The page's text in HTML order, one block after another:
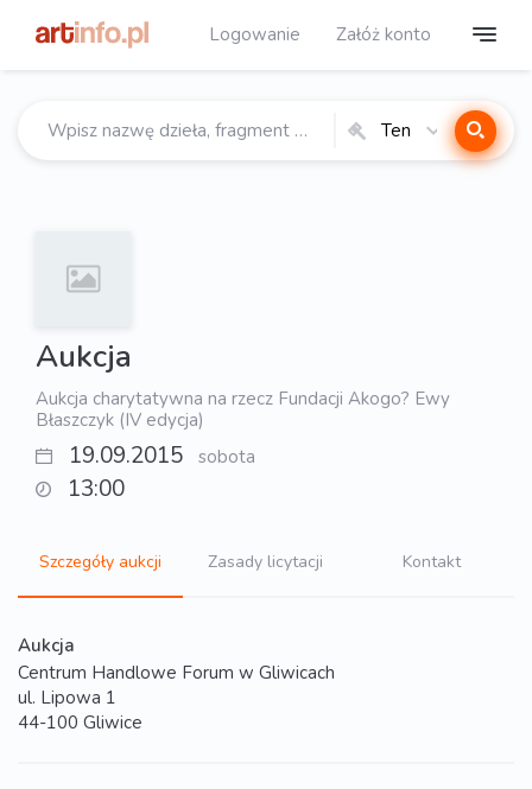
Logowanie Załóż konto
Ten
Aukcja
Aukcja charytatywna na rzecz Fundacji Akogo? Ewy
Błaszczyk (IV edycja)
19.09.2015 sobota
13:00
Szczegóły aukcji Zasady licytacji Kontakt
Aukcja
Centrum Handlowe Forum w Gliwicach
ul. Lipowa 1
44-100 Gliwice